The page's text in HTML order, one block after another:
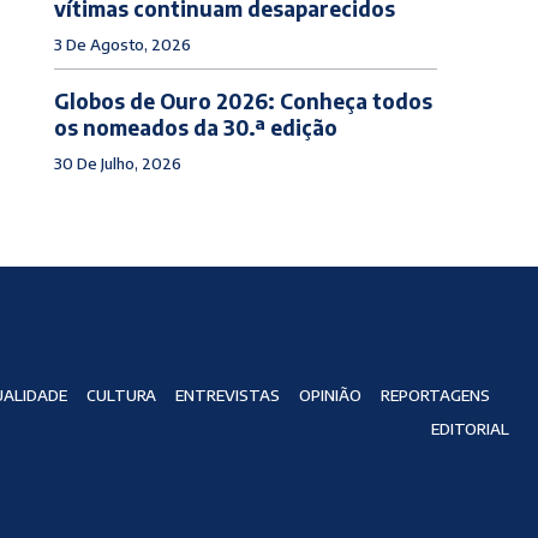
vítimas continuam desaparecidos
3 De Agosto, 2026
Globos de Ouro 2026: Conheça todos
os nomeados da 30.ª edição
30 De Julho, 2026
CULTURA ENTREVISTAS OPINIÃO
REPORTAGENS
EDITORIAL